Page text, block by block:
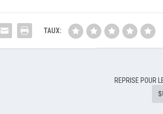
TAUX:
REPRISE POUR